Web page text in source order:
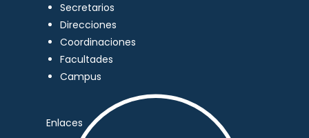
Secretarios
Direcciones
Coordinaciones
Facultades
Campus
Enlaces